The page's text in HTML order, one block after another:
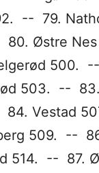
-- 79.
Østre
500.
503. --
Vestad
509. --
514. -- 87.